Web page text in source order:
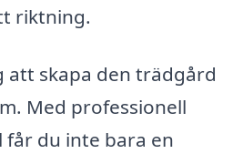
riktning.
att skapa den trädgård
Med professionell
du inte bara en